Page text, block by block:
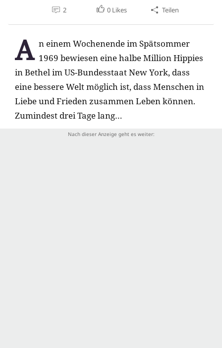
2 0 Likes Teilen
A n einem Wochenende im Spätsommer
1969 bewiesen eine halbe Million Hippies
in Bethel im US-Bundesstaat New York, dass
eine bessere Welt möglich ist, dass Menschen in
Liebe und Frieden zusammen Leben können.
Zumindest drei Tage lang…